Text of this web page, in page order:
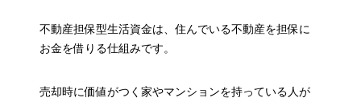
不動産担保型生活資金は、住んでいる不動産を担保に
お金を借りる仕組みです。
売却時に価値がつく家やマンションを持っている人が